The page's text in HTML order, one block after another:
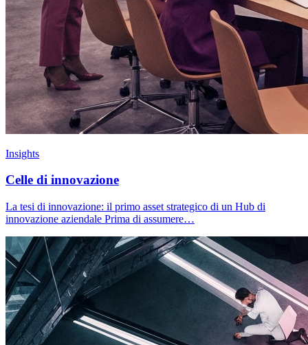
Insights
Celle di innovazione
La tesi di innovazione: il primo asset strategico di un Hub di
innovazione aziendale Prima di assumere…